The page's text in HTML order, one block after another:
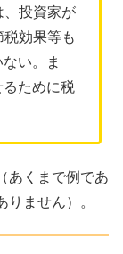
、投資家が
効果等も
い。ま
ために税
あくまで例であ
ません）。